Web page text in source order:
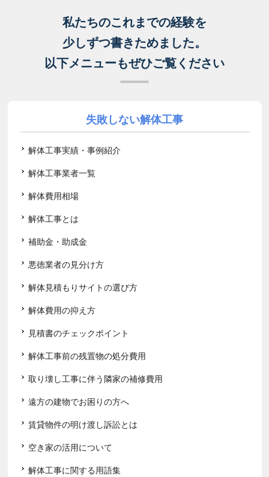
私たちのこれまでの経験を
少しずつ書きためました。
以下メニューもぜひご覧ください
失敗しない解体工事
解体工事実績・事例紹介
解体工事業者一覧
解体費用相場
解体工事とは
補助金・助成金
悪徳業者の見分け方
解体見積もりサイトの選び方
解体費用の抑え方
見積書のチェックポイント
解体工事前の残置物の処分費用
取り壊し工事に伴う隣家の補修費用
遠方の建物でお困りの方へ
賃貸物件の明け渡し訴訟とは
空き家の活用について
解体工事に関する用語集